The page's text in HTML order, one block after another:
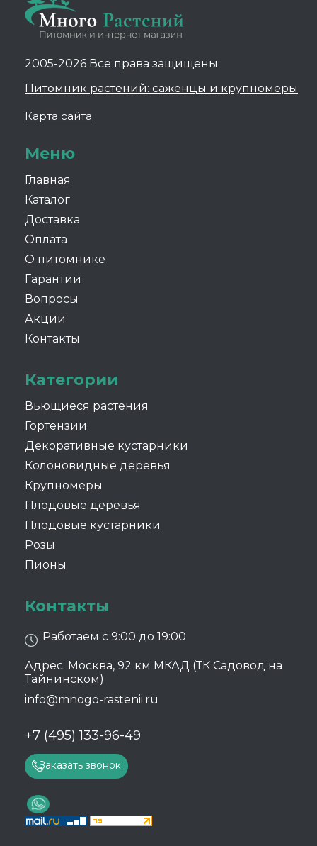
2005-2026 Все права защищены.
Питомник растений: саженцы и крупномеры
Карта сайта
Меню
Главная
Каталог
Доставка
Оплата
О питомнике
Гарантии
Вопросы
Акции
Контакты
Категории
Вьющиеся растения
Гортензии
Декоративные кустарники
Колоновидные деревья
Крупномеры
Плодовые деревья
Плодовые кустарники
Розы
Пионы
Контакты
Работаем с 9:00 до 19:00
Адрес: Москва, 92 км МКАД (ТК Садовод на
Тайнинском)
info@mnogo-rastenii.ru
+7 (495) 133-96-49
Заказать звонок